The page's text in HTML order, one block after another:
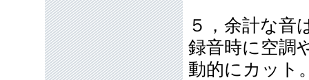
５，余計な音
録音時に空調
動的にカット